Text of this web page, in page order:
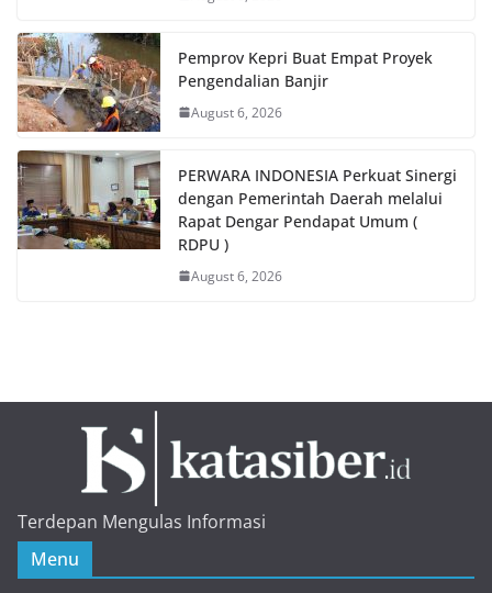
Pemprov Kepri Buat Empat Proyek
Pengendalian Banjir
August 6, 2026
PERWARA INDONESIA Perkuat Sinergi
dengan Pemerintah Daerah melalui
Rapat Dengar Pendapat Umum (
RDPU )
August 6, 2026
Terdepan Mengulas Informasi
Menu